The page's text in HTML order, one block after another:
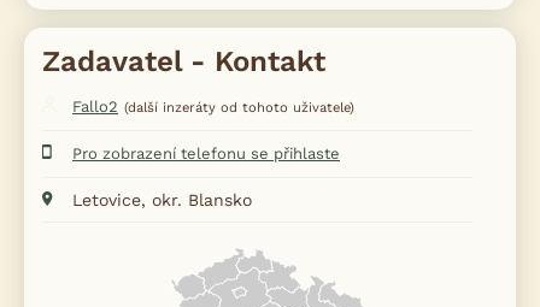
Zadavatel - Kontakt
Fallo2 (další inzeráty od tohoto uživatele)
Pro zobrazení telefonu se přihlaste
Letovice, okr. Blansko